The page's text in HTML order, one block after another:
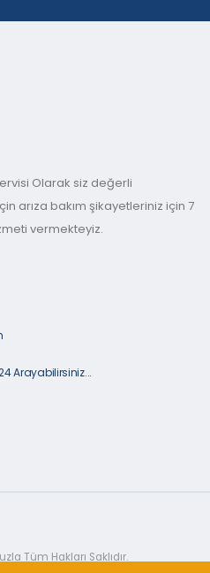
Olarak siz değerli
arıza bakım şikayetleriniz için 7
vermekteyiz.
Arayabilirsiniz...
Tüm Hakları Saklıdır.